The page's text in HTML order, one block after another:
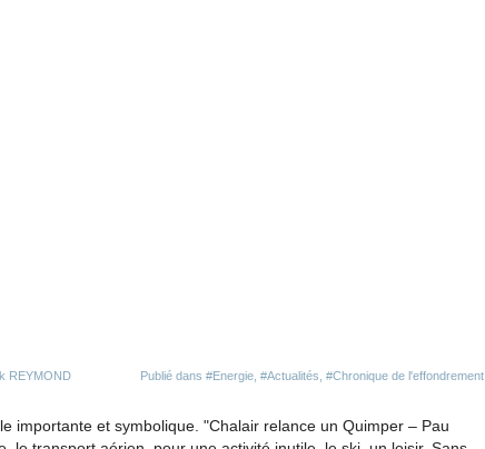
REYMOND Publié dans #Energie #Actualités #Chronique de l'effondrement
importante et symbolique. "Chalair relance un Quimper – Pau